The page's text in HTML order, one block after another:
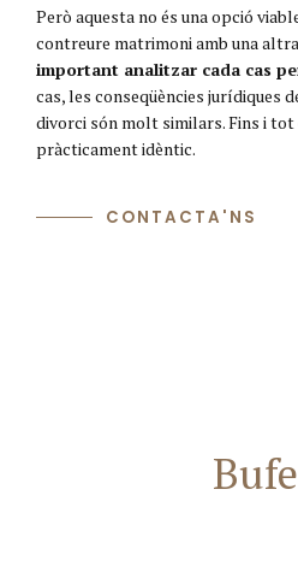
Però aquesta no és una opció
contreure matrimoni amb una
important analitzar cada cas
cas, les conseqüències jurídiques
divorci són molt similars. Fins i
pràcticament idèntic.
CONTACTA'NS